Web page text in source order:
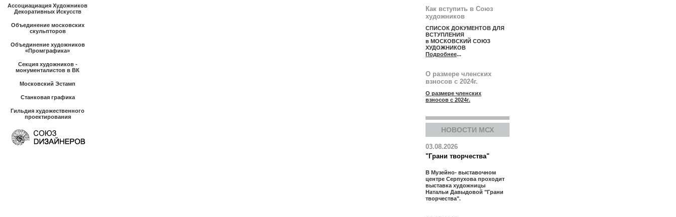
Ассоциациация Художников
Декоративных Искусств
Объединение московских
скульпторов
Объединение художников
«Промграфика»
Секция художников -
монументалистов в ВК
Московский Эстамп
Станковая графика
Гильдия художественного
проектирования
Как вступить в Союз
художников
СПИСОК ДОКУМЕНТОВ ДЛЯ
ВСТУПЛЕНИЯ
в МОСКОВСКИЙ СОЮЗ
ХУДОЖНИКОВ
Подробнее...
О размере членских
взносов с 2024г.
О размере членских
взносов с 2024г.
НОВОСТИ МСХ
03.08.2026
"Грани творчества"
В Музейно- выставочном
центре Серпухова проходит
выставка художницы
Натальи Давыдовой "Грани
творчества".